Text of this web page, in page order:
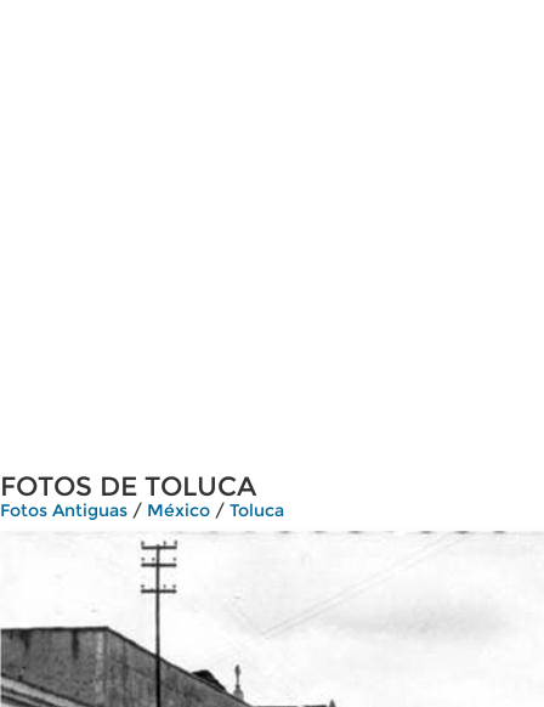
FOTOS DE TOLUCA
Fotos Antiguas / México / Toluca